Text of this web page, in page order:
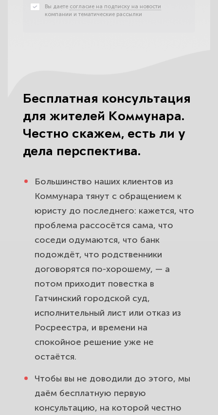
Вы даете согласие на подписку на новости
компании и тематические рассылки
Бесплатная консультация
для жителей Коммунара.
Честно скажем, есть ли у
дела перспектива.
Большинство наших клиентов из
Коммунара тянут с обращением к
юристу до последнего: кажется, что
проблема рассосётся сама, что
соседи одумаются, что банк
подождёт, что родственники
договорятся по-хорошему, — а
потом приходит повестка в
Гатчинский городской суд,
исполнительный лист или отказ из
Росреестра, и времени на
спокойное решение уже не
остаётся.
Чтобы вы не доводили до этого, мы
даём бесплатную первую
консультацию, на которой честно